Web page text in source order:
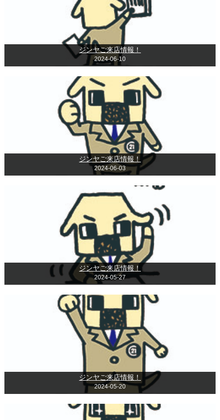
ジンヤご来店情報！
2024-06-10
ジンヤご来店情報！
2024-06-03
ジンヤご来店情報！
2024-05-27
ジンヤご来店情報！
2024-05-20